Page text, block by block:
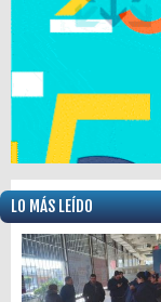
LO MÁS LEÍDO